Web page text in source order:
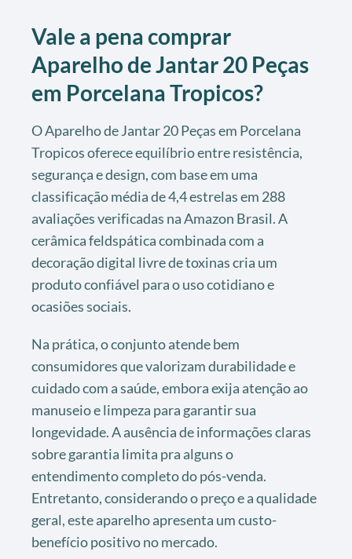
Vale a pena comprar
Aparelho de Jantar 20 Peças
em Porcelana Tropicos?
O Aparelho de Jantar 20 Peças em Porcelana
Tropicos oferece equilíbrio entre resistência,
segurança e design, com base em uma
classificação média de 4,4 estrelas em 288
avaliações verificadas na Amazon Brasil. A
cerâmica feldspática combinada com a
decoração digital livre de toxinas cria um
produto confiável para o uso cotidiano e
ocasiões sociais.
Na prática, o conjunto atende bem
consumidores que valorizam durabilidade e
cuidado com a saúde, embora exija atenção ao
manuseio e limpeza para garantir sua
longevidade. A ausência de informações claras
sobre garantia limita pra alguns o
entendimento completo do pós-venda.
Entretanto, considerando o preço e a qualidade
geral, este aparelho apresenta um custo-
benefício positivo no mercado.